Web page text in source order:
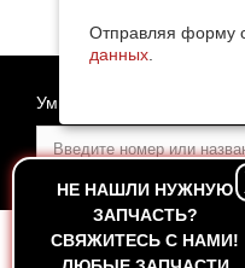
Отправляя форму
данных
НЕ НАШЛИ НУЖНУЮ
ЗАПЧАСТЬ?
CВЯЖИТЕСЬ С НАМИ!
Умный поиск
ГЛАВНАЯ — КАТАЛОГ